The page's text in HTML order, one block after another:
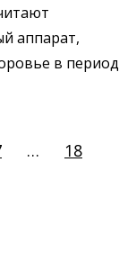
аппарат,
в период
… 18